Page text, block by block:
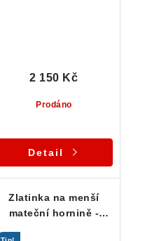
Prodáno
2 150 Kč
Detail
Zlatinka na menší
mateční hornině -